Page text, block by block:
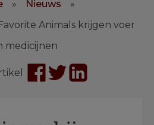
» Nieuws
»
Animals krijgen voer
medicijnen